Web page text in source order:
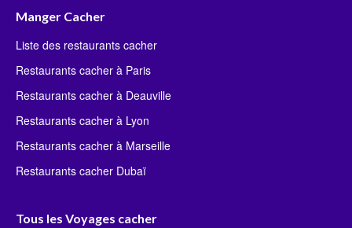
Manger Cacher
Liste des restaurants cacher
Restaurants cacher à Paris
Restaurants cacher à Deauville
Restaurants cacher à Lyon
Restaurants cacher à Marseille
Restaurants cacher Dubaï
Tous les Voyages cacher